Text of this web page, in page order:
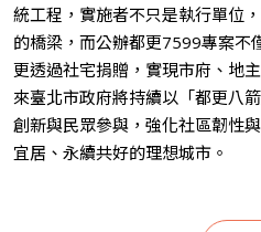
統工程，實施者不只是執行單位
的橋梁，而公辦都更7599專案不
更透過社宅捐贈，實現市府、地
來臺北市政府將持續以「都更八
創新與民眾參與，強化社區韌性
宜居、永續共好的理想城市。